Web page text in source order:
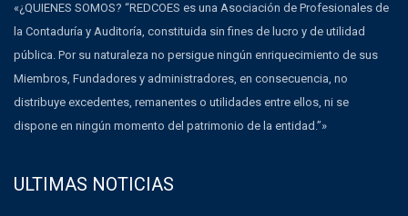
«¿QUIENES SOMOS? “REDCOES es una Asociación de Profesionales de
la Contaduría y Auditoría, constituida sin fines de lucro y de utilidad
pública. Por su naturaleza no persigue ningún enriquecimiento de sus
Miembros, Fundadores y administradores, en consecuencia, no
distribuye excedentes, remanentes o utilidades entre ellos, ni se
dispone en ningún momento del patrimonio de la entidad.”»
ULTIMAS NOTICIAS